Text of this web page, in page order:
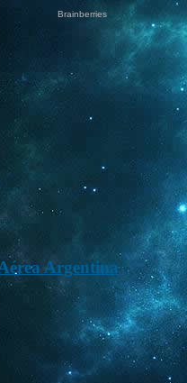
Argentina